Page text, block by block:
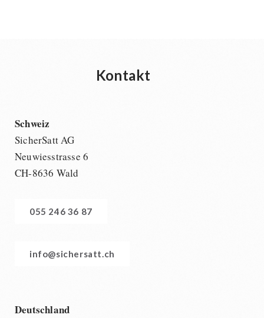
Kontakt
Schweiz
SicherSatt AG
Neuwiesstrasse 6
CH-8636 Wald
055 246 36 87
info@sichersatt.ch
Deutschland